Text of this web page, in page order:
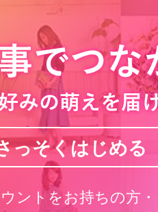
っそくはじめる
ントをお持ちの方